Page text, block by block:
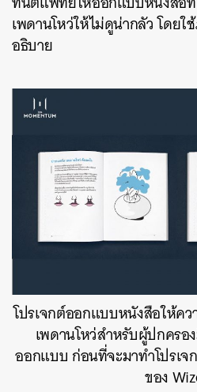
เพดานโหว่ให้ไม่ดูน่ากลัว โดย
อธิบาย
โปรเจกต์ออกแบบหนังสือให้ค
เพดานโหว่สำหรับผู้ปกคร
ออกแบบ ก่อนที่จะมาทำโปรเ
ของ